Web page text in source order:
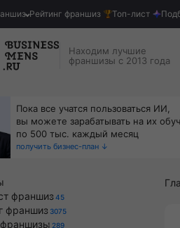
Рейтинг франшиз Топ-лист
Находим лучшие
франшизы с 2013 года
Пока все учатся пользоваться ИИ,
вы можете зарабатывать на их
по 500 тыс. каждый месяц
получить бизнес-план ↓
франшиз 45
франшиз 3075
289